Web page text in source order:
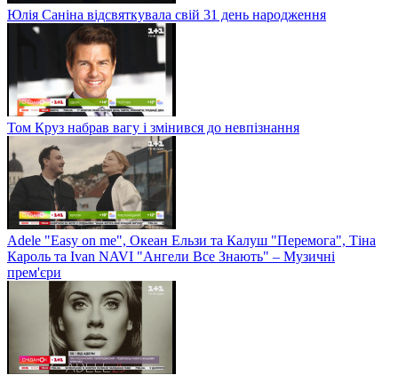
Юлія Саніна відсвяткувала свій 31 день народження
Том Круз набрав вагу і змінився до невпізнання
Adele "Easy on me", Океан Ельзи та Калуш "Перемога", Тіна
Кароль та Ivan NAVI "Ангели Все Знають" – Музичні
прем'єри